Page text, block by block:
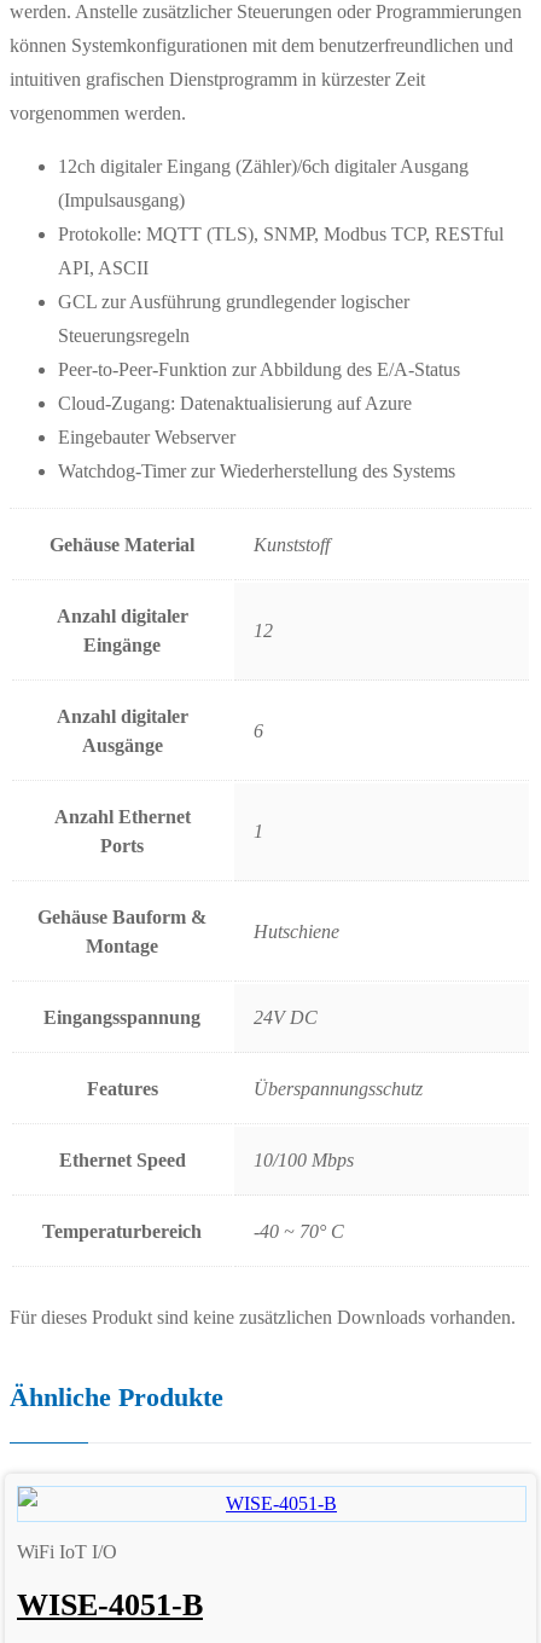
werden. Anstelle zusätzlicher Steuerungen oder Programmierungen
können Systemkonfigurationen mit dem benutzerfreundlichen und
intuitiven grafischen Dienstprogramm in kürzester Zeit
vorgenommen werden.
12ch digitaler Eingang (Zähler)/6ch digitaler Ausgang
(Impulsausgang)
Protokolle: MQTT (TLS), SNMP, Modbus TCP, RESTful
API, ASCII
GCL zur Ausführung grundlegender logischer
Steuerungsregeln
Peer-to-Peer-Funktion zur Abbildung des E/A-Status
Cloud-Zugang: Datenaktualisierung auf Azure
Eingebauter Webserver
Watchdog-Timer zur Wiederherstellung des Systems
Gehäuse Material Kunststoff
Anzahl digitaler
Eingänge
12
Anzahl digitaler
Ausgänge
6
Anzahl Ethernet
Ports
1
Gehäuse Bauform &
Montage
Hutschiene
Eingangsspannung 24V DC
Features Überspannungsschutz
Ethernet Speed 10/100 Mbps
Temperaturbereich -40 ~ 70° C
Für dieses Produkt sind keine zusätzlichen Downloads vorhanden.
Ähnliche Produkte
WiFi IoT I/O
WISE-4051-B